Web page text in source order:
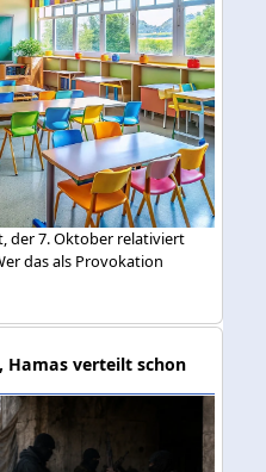
der 7. Oktober relativiert
das als Provokation
Hamas verteilt schon